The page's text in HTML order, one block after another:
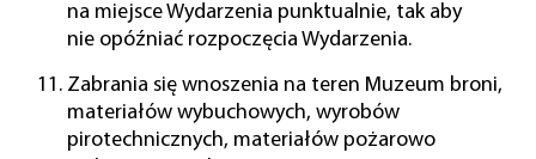
na miejsce Wydarzenia punktualnie, tak aby
nie opóźniać rozpoczęcia Wydarzenia.
Zabrania się wnoszenia na teren Muzeum broni,
materiałów wybuchowych, wyrobów
pirotechnicznych, materiałów pożarowo